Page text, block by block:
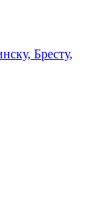
Бресту,